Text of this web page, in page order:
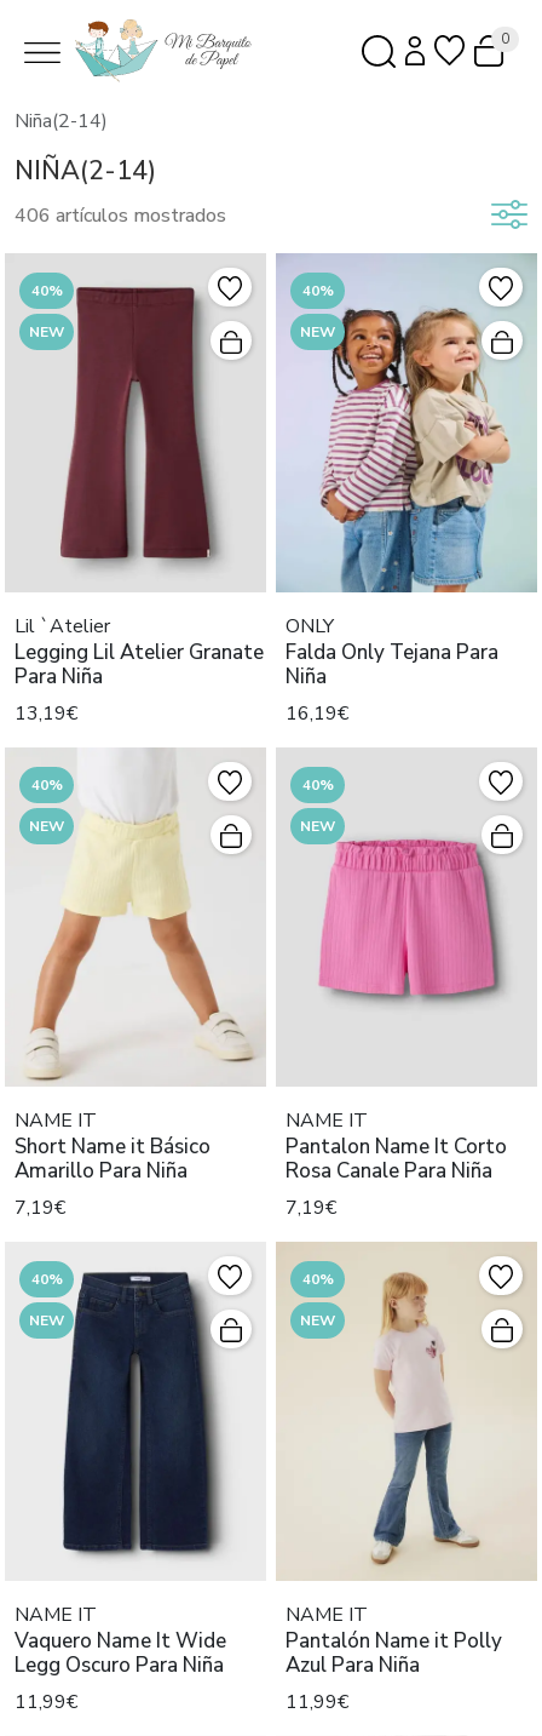
0
Niña(2-14)
NIÑA(2-14)
406 artículos mostrados
40%
NEW
Lil `Atelier
Legging Lil Atelier Granate
Para Niña
13,19€
40%
NEW
ONLY
Falda Only Tejana Para
Niña
16,19€
40%
NEW
NAME IT
Short Name it Básico
Amarillo Para Niña
7,19€
40%
NEW
NAME IT
Pantalon Name It Corto
Rosa Canale Para Niña
7,19€
40%
NEW
NAME IT
Vaquero Name It Wide
Legg Oscuro Para Niña
11,99€
40%
NEW
NAME IT
Pantalón Name it Polly
Azul Para Niña
11,99€